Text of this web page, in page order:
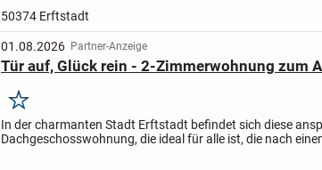
50374 Erftstadt
01.08.2026 Partner-Anzeige
Tür auf, Glück rein - 2-Zimmerwohnung zum
Merken
In der charmanten Stadt Erftstadt befindet sich diese
Dachgeschosswohnung, die ideal für alle ist, die nach